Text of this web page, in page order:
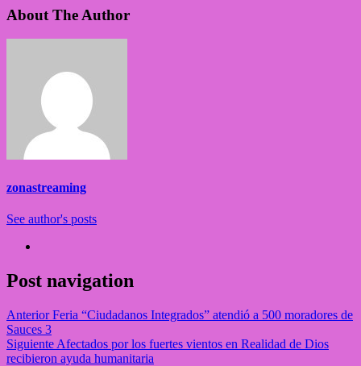
About The Author
zonastreaming
See author's posts
Post navigation
AnteriorFeria “Ciudadanos Integrados” atendió a 500 moradores de
Sauces 3
Siguiente Afectados por los fuertes vientos en Realidad de Dios
recibieron ayuda humanitaria